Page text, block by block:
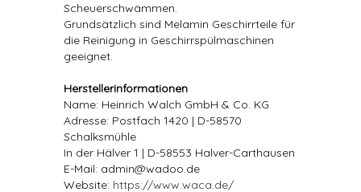
Scheuerschwämmen.
Grundsätzlich sind Melamin Geschirrteile für
die Reinigung in Geschirrspülmaschinen
geeignet.
Herstellerinformationen
Name: Heinrich Walch GmbH & Co. KG
Adresse: Postfach 1420 | D-58570
Schalksmühle
In der Hälver 1 | D-58553 Halver-Carthausen
E-Mail: admin@wadoo.de
Website: https://www.waca.de/